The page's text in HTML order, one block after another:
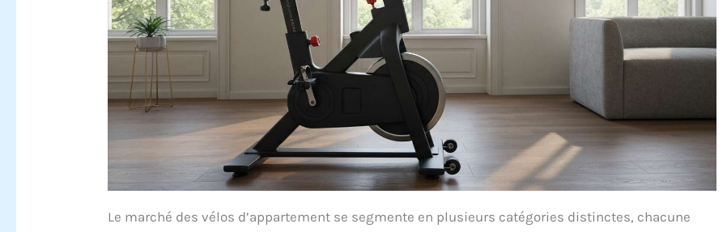
Le marché des vélos d’appartement se segmente en plusieurs catégories distinctes, chacune